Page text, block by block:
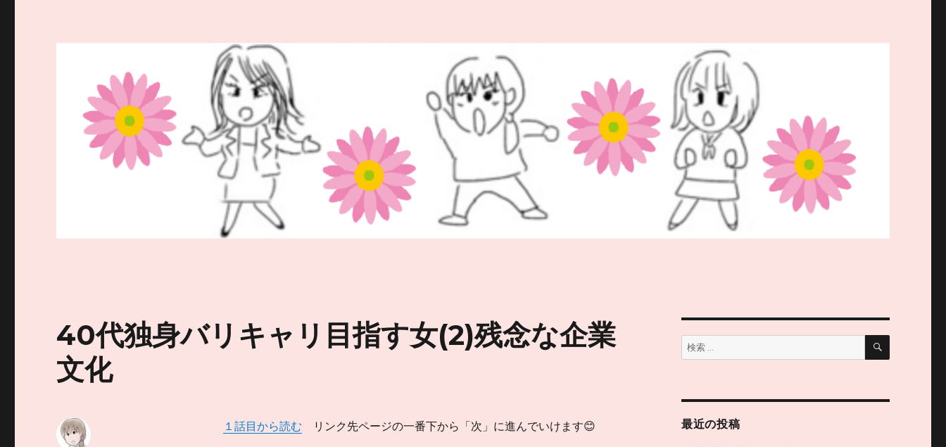
40代独身バリキャリ目指す女(2)残念な企業
文化
１話目から読む リンク先ページの一番下から「次」に進んでいけます😊
検
索:
検
最近の投稿